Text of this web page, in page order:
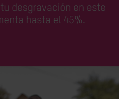
tu desgravación en este
hasta el 45%.